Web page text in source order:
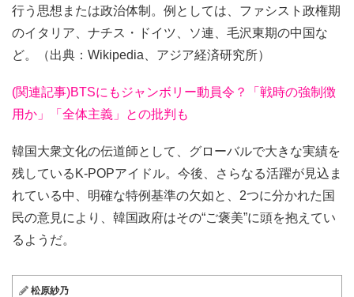
行う思想または政治体制。例としては、ファシスト政権期
のイタリア、ナチス・ドイツ、ソ連、毛沢東期の中国な
ど。（出典：Wikipedia、アジア経済研究所）
(関連記事)BTSにもジャンボリー動員令？「戦時の強制徴
用か」「全体主義」との批判も
韓国大衆文化の伝道師として、グローバルで大きな実績を
残しているK-POPアイドル。今後、さらなる活躍が見込ま
れている中、明確な特例基準の欠如と、2つに分かれた国
民の意見により、韓国政府はその“ご褒美”に頭を抱えてい
るようだ。
松原紗乃